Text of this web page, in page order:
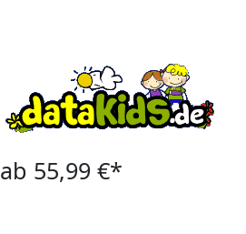
ab 55,99 €*